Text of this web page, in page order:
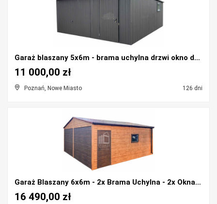
Garaż blaszany 5x6m - brama uchylna drzwi okno da...
Poznań, Nowe Miasto 126 dni
11 000,00 zł
Garaż Blaszany 6x6m - 2x Brama Uchylna - 2x Okna -...
16 490,00 zł